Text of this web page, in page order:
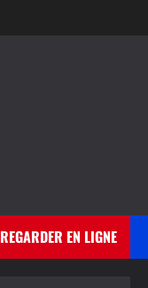
REGARDER EN LIGNE